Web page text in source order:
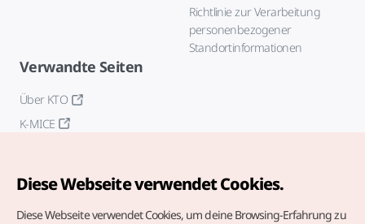
Richtlinie zur Verarbeitung
personenbezogener
Standortinformationen
Verwandte Seiten
Über KTO
K-MICE
Diese Webseite verwendet Cookies.
Diese Webseite verwendet Cookies, um deine Browsing-Erfahrung zu